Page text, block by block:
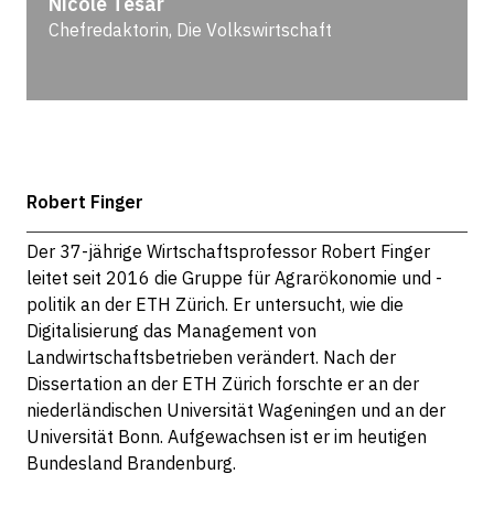
Chefredaktorin, Die Volkswirtschaft
Robert Finger
Der 37-jährige Wirtschaftsprofessor Robert Finger
leitet seit 2016 die Gruppe für Agrarökonomie und -
politik an der ETH Zürich. Er untersucht, wie die
Digitalisierung das Management von
Landwirtschaftsbetrieben verändert. Nach der
Dissertation an der ETH Zürich forschte er an der
niederländischen Universität Wageningen und an der
Universität Bonn. Aufgewachsen ist er im heutigen
Bundesland Brandenburg.